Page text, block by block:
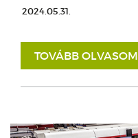
2024.05.31.
TOVÁBB OLVASOM